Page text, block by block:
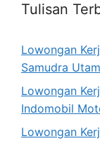
Tulisan
Lowongan
Samudra
Lowongan
Indomobil
Lowongan